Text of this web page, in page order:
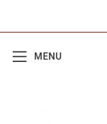
MENU